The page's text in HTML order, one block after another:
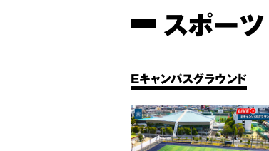
スポーツ
Eキャンパスグラウンド